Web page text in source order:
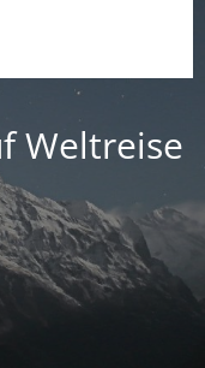
Weltreise